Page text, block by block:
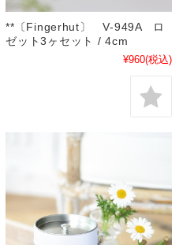
**〔Fingerhut〕 V-949A ロ
ゼット3ヶセット / 4cm
¥960(税込)